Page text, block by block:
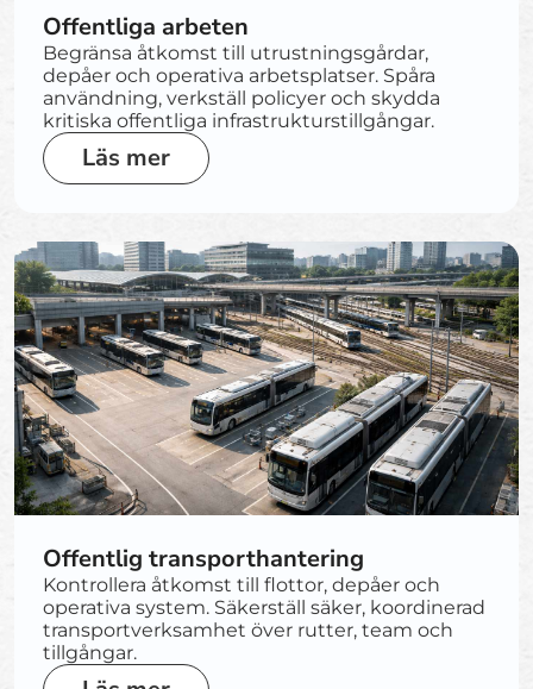
Offentliga arbeten
Begränsa åtkomst till utrustningsgårdar,
depåer och operativa arbetsplatser. Spåra
användning, verkställ policyer och skydda
kritiska offentliga infrastrukturstillgångar.
Läs mer
Offentlig transporthantering
Kontrollera åtkomst till flottor, depåer och
operativa system. Säkerställ säker, koordinerad
transportverksamhet över rutter, team och
tillgångar.